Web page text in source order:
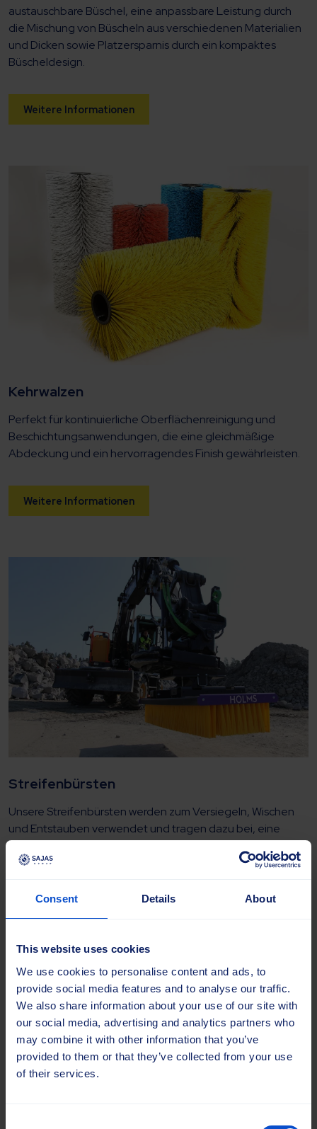
Consent Details About
This website uses cookies
We use cookies to personalise content and ads, to
provide social media features and to analyse our traffic.
We also share information about your use of our site with
our social media, advertising and analytics partners who
may combine it with other information that you’ve
provided to them or that they’ve collected from your use
of their services.
austauschbare Büschel, eine anpassbare Leistung durch
die Mischung von Büscheln aus verschiedenen Materialien
und Dicken sowie Platzersparnis durch ein kompaktes
Büscheldesign.
Weitere Informationen
Kehrwalzen
Perfekt für kontinuierliche Oberflächenreinigung und
Beschichtungsanwendungen, die eine gleichmäßige
Abdeckung und ein hervorragendes Finish gewährleisten.
Weitere Informationen
Streifenbürsten
Unsere Streifenbürsten werden zum Versiegeln, Wischen
und Entstauben verwendet und tragen dazu bei, eine
kontrollierte und saubere Umgebung zu erhalten und die
betriebliche Effizienz zu verbessern.